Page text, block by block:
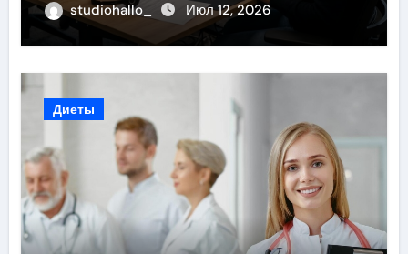
studiohallo_ Июл 12, 2026
Диеты